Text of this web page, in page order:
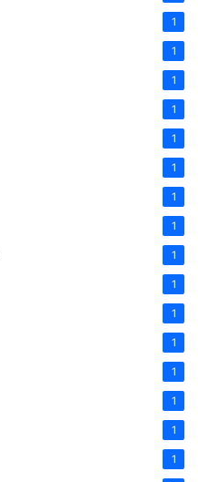
1
1
1
1
1
1
1
1
1
1
1
1
1
1
1
1